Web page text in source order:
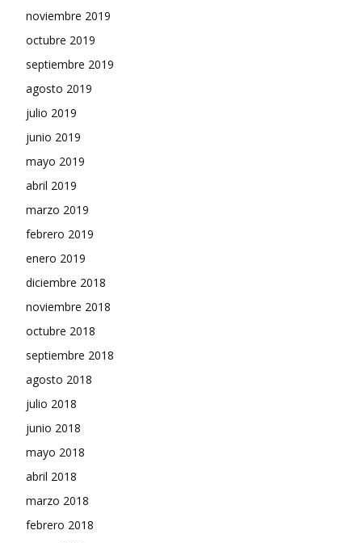
noviembre 2019
octubre 2019
septiembre 2019
agosto 2019
julio 2019
junio 2019
mayo 2019
abril 2019
marzo 2019
febrero 2019
enero 2019
diciembre 2018
noviembre 2018
octubre 2018
septiembre 2018
agosto 2018
julio 2018
junio 2018
mayo 2018
abril 2018
marzo 2018
febrero 2018